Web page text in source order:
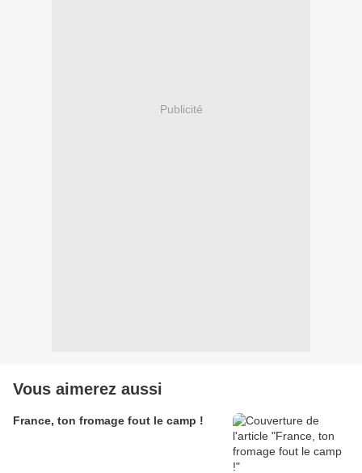
Publicité
Vous aimerez aussi
France, ton fromage fout le camp !